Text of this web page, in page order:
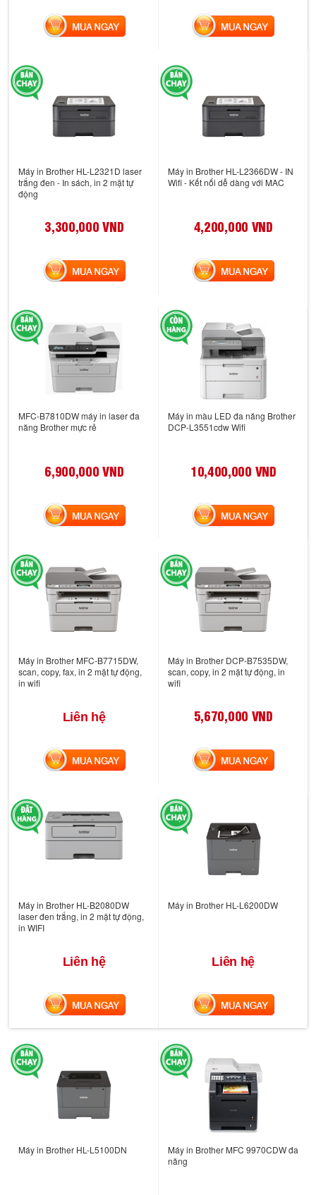
MUA NGAY MUA NGAY
Máy in Brother HL-L2321D laser
trắng đen - In sách, in 2 mặt tự
động
3,300,000 VND
MUA NGAY
Máy in Brother HL-L2366DW - IN
Wifi - Kết nối dễ dàng với MAC
4,200,000 VND
MUA NGAY
MFC-B7810DW máy in laser đa
năng Brother mực rẻ
6,900,000 VND
MUA NGAY
Máy in màu LED đa năng Brother
DCP-L3551cdw Wifi
10,400,000 VND
MUA NGAY
Máy in Brother MFC-B7715DW,
scan, copy, fax, in 2 mặt tự động,
in wifi
Liên hệ
MUA NGAY
Máy in Brother DCP-B7535DW,
scan, copy, in 2 mặt tự động, in
wifi
5,670,000 VND
MUA NGAY
Máy in Brother HL-B2080DW
laser đen trắng, in 2 mặt tự động,
in WIFI
Liên hệ
MUA NGAY
Máy in Brother HL-L6200DW
Liên hệ
MUA NGAY
Máy in Brother HL-L5100DN
Máy in Brother MFC 9970CDW đa
năng